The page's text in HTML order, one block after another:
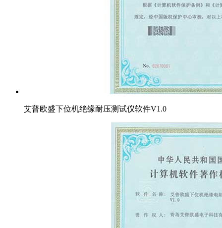
艾普欧盛下位机绝缘耐压测试仪软件V1.0